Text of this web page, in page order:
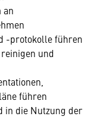
an
-protokolle führen
und
führen
in die Nutzung der